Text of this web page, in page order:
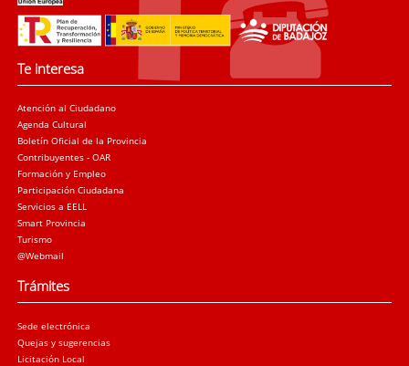
Te interesa
Atención al Ciudadano
Agenda Cultural
Boletín Oficial de la Provincia
Contribuyentes - OAR
Formación y Empleo
Participación Ciudadana
Servicios a EELL
Smart Provincia
Turismo
@Webmail
Trámites
Sede electrónica
Quejas y sugerencias
Licitación Local